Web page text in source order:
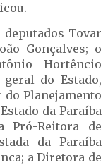
Tovar
Gonçalves; o
Hortêncio
do Estado,
Planejamento
da Paraíba
Pró-Reitora de
da Paraíba
a Diretora de